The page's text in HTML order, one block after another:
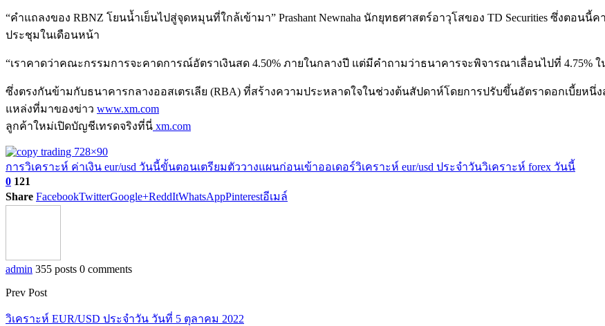
“คำแถลงของ RBNZ โยนน้ำเย็นไปสู่จุดหมุนที่ใกล้เข้ามา” Prashant Newnaha นักยุทธศาสตร์อาวุโสของ TD Securities ซึ่งตอน
ประชุมในเดือนหน้า
“เราคาดว่าคณะกรรมการจะคาดการณ์อัตราเงินสด 4.50% ภายในกลางปี ​​แต่มีคำถามว่าธนาคารจะพิจารณาเลื่อนไปที่ 4.75%
ซึ่งตรงกันข้ามกับธนาคารกลางออสเตรเลีย (RBA) ที่สร้างความประหลาดใจในช่วงต้นสัปดาห์โดยการปรับขึ้นอัตราดอกเบี้ยห
แหล่งที่มาของข่าว www.xm.com
ลูกค้าใหม่เปิดบัญชีเทรดจริงที่นี่ xm.com
การวิเคราะห์ ค่าเงิน eur/usd วันนี้ขั้นตอนเตรียมตัววางแผนก่อนเข้าออเดอร์วิเคราะห์ eur/usd ประจำวันวิเคราะห์ forex วันนี้
0 121
Share FacebookTwitterGoogle+ReddItWhatsAppPinterestอีเมล์
admin 355 posts 0 comments
Prev Post
วิเคราะห์ EUR/USD ประจำวัน วันที่ 5 ตุลาคม 2022